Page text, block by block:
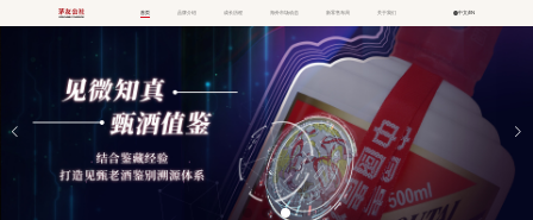
首页 品牌介绍 成长历程 海外市场动态 新零售布局 关于我们 中文/EN